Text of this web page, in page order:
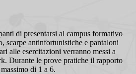
di presentarsi al campus formativo
scarpe antinfortunistiche e pantaloni
alle esercitazioni verranno messi a
Durante le prove pratiche il rapporto
di 1 a 6.